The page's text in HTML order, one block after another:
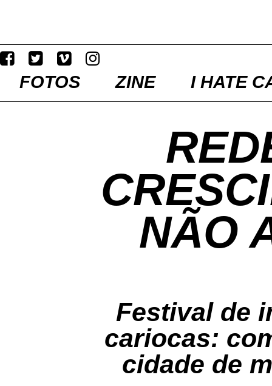
FOTOS ZINE I HATE
NÃO
Festival de
cariocas:
cidade de